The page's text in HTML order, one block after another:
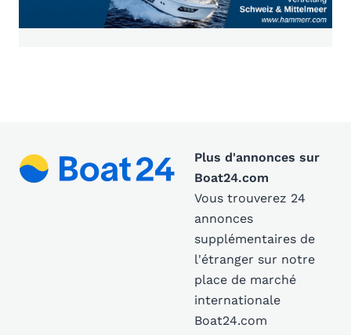
Plus d'annonces sur
Boat24.com
Vous trouverez 24
annonces
supplémentaires de
l'étranger sur notre
place de marché
internationale
Boat24.com